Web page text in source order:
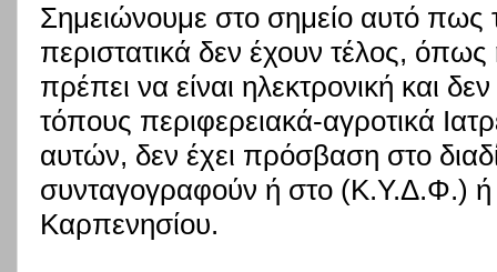
Σημειώνουμε στο σημείο αυτό πως
περιστατικά δεν έχουν τέλος,
πρέπει να είναι ηλεκτρονική και
τόπους περιφερειακά-αγροτικά
αυτών, δεν έχει πρόσβαση στο
συνταγογραφούν ή στο (Κ.Υ.Δ.Φ.) ή
Καρπενησίου.